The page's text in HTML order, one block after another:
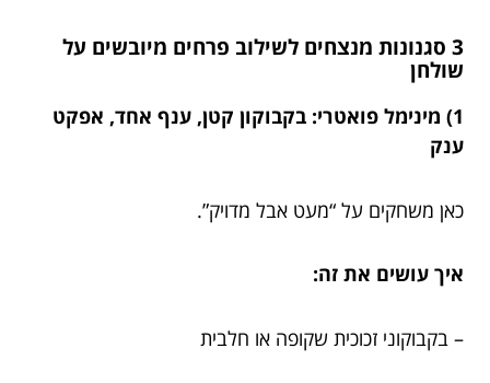
3 סגנונות מנצחים לשילוב פרחים מיובשים על
שולחן
1) מינימל פואטרי: בקבוקון קטן, ענף אחד, אפקט
ענק
כאן משחקים על “מעט אבל מדויק”.
איך עושים את זה:
– בקבוקוני זכוכית שקופה או חלבית